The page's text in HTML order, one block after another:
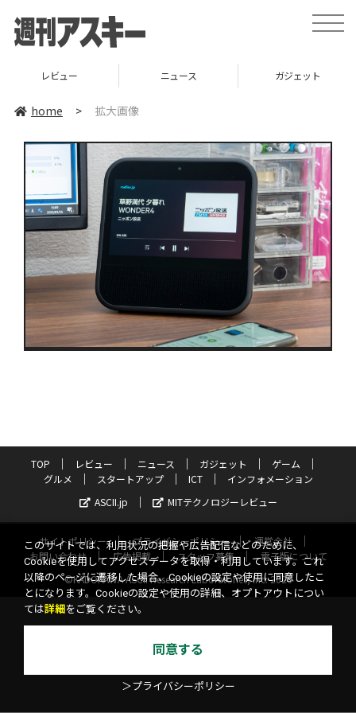
toggle
レビュー ニュース ガジェット
home > 拡大画像
TOP レビュー ニュース ガジェット
ゲーム
グルメ
スタートアップ ICT
インフォメーション
ASCII.jp
MITテクノロジーレビュー
サイトポリシー プライバシーポリシー
運営会社
お問い合わせ
広告掲載 スタッフ募集
電子版について
©KADOKAWA ASCII Research Laboratories, Inc. 2026
このサイトでは、利用状況の把握や広告配信などのために、
Cookieを使用してアクセスデータを取得・利用しています。これ
以降のページに遷移した場合、Cookieの設定や使用に同意したこ
とになります。Cookieの設定や使用の詳細、オプトアウトについ
ては詳細 をご覧ください。
同意する
＞プライバシーポリシー